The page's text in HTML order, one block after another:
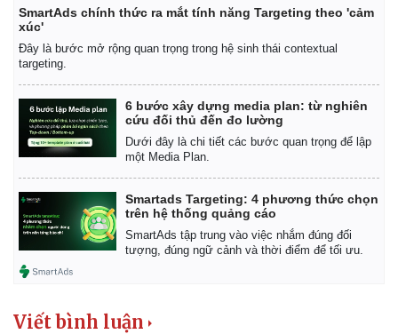
SmartAds chính thức ra mắt tính năng Targeting theo 'cảm
xúc'
Đây là bước mở rộng quan trọng trong hệ sinh thái contextual
targeting.
6 bước xây dựng media plan: từ nghiên
cứu đối thủ đến đo lường
Dưới đây là chi tiết các bước quan trọng để lập
một Media Plan.
Smartads Targeting: 4 phương thức chọn
trên hệ thống quảng cáo
SmartAds tập trung vào việc nhắm đúng đối
tượng, đúng ngữ cảnh và thời điểm để tối ưu.
Viết bình luận